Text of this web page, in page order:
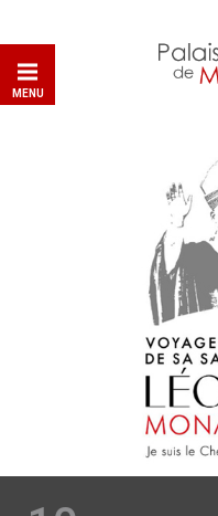
MENU